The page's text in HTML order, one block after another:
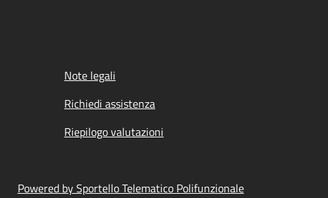
Note legali
Richiedi assistenza
Riepilogo valutazioni
Powered by Sportello Telematico Polifunzionale